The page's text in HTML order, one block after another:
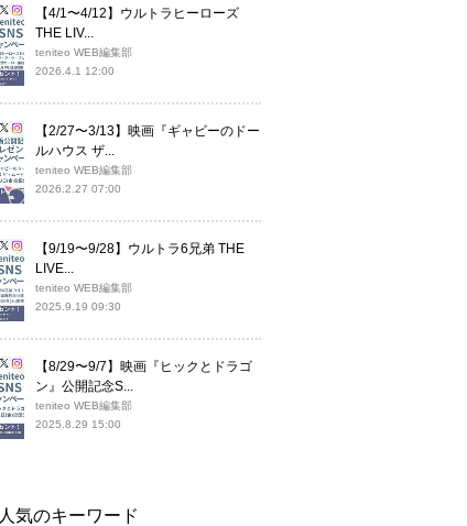
【4/1〜4/12】ウルトラヒーローズ
THE LIV...
teniteo WEB編集部
2026.4.1 12:00
【2/27〜3/13】映画『ギャビーのドー
ルハウス ザ...
teniteo WEB編集部
2026.2.27 07:00
【9/19〜9/28】ウルトラ6兄弟 THE
LIVE...
teniteo WEB編集部
2025.9.19 09:30
【8/29〜9/7】映画『ヒックとドラゴ
ン』公開記念S...
teniteo WEB編集部
2025.8.29 15:00
人気のキーワード